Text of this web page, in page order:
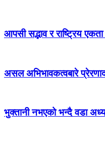
आपसी सद्भाव र राष्ट्रिय
असल अभिभावकत्वबारे
भुक्तानी नभएको भन्दै वडा